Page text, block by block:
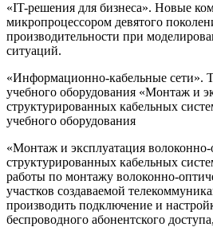
«IT-решения для бизнеса». Новые
микропроцессором девятого
производительности при
ситуаций.
«Информационно-кабельные сети».
учебного оборудования «Монтаж и
структурированных кабельных
учебного оборудования
«Монтаж и эксплуатация волоконно-
структурированных кабельных
работы по монтажу волоконно-
участков создаваемой
производить подключение и
беспроводного абонентского